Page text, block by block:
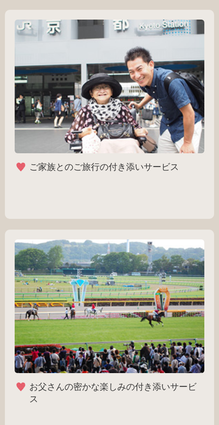
ご家族とのご旅行の付き添いサービス
お父さんの密かな楽しみの付き添いサービ
ス